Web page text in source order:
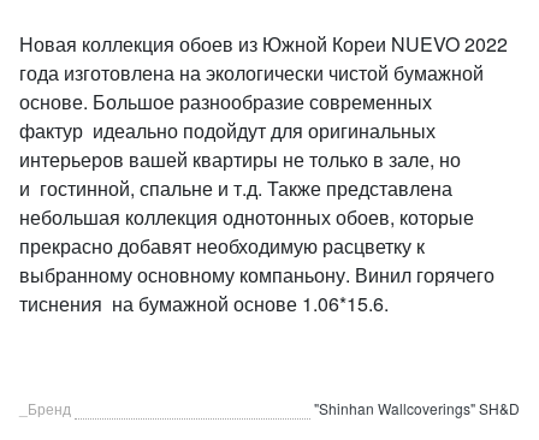
Новая коллекция обоев из Южной Кореи NUEVO 2022
года изготовлена на экологически чистой бумажной
основе. Большое разнообразие современных
фактур идеально подойдут для оригинальных
интерьеров вашей квартиры не только в зале, но
и гостинной, спальне и т.д. Также представлена
небольшая коллекция однотонных обоев, которые
прекрасно добавят необходимую расцветку к
выбранному основному компаньону. Винил горячего
тиснения на бумажной основе 1.06*15.6.
_Бренд "Shinhan Wallcoverings" SH&D